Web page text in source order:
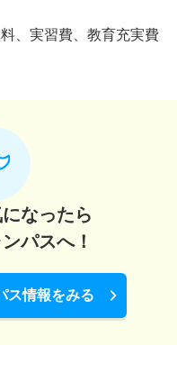
、実習費、教育充実費
なったら
パスへ！
ス情報をみる